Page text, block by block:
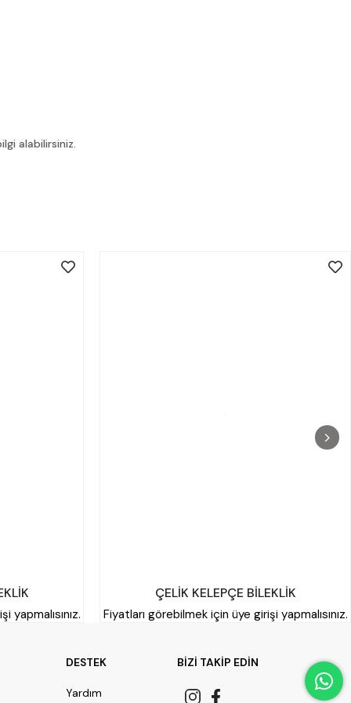
alabilirsiniz.
yapmalısınız.
ÇELİK KELEPÇE BİLEKLİK
Fiyatları görebilmek için üye girişi yapmalısınız.
DESTEK
Yardım
BİZİ TAKİP EDİN